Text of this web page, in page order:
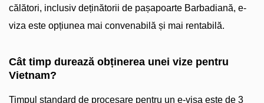
călători, inclusiv deținătorii de pașapoarte Barbadiană, e-
viza este opțiunea mai convenabilă și mai rentabilă.
Cât timp durează obținerea unei vize pentru
Vietnam?
Timpul standard de procesare pentru un e-visa este de 3